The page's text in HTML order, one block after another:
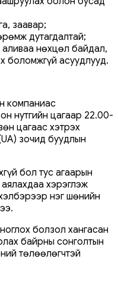
заавар;
дутагдалтай;
аливаа нөхцөл байдал,
боломжгүй асуудлууд.
компаниас
нутгийн цагаар 22.00-
цагаас хэтрэх
зочид буудлын
бол тус агаарын
хэрэглэж
нэг шөнийн
болзол хангасан
байрны сонголтын
төлөөлөгчтэй